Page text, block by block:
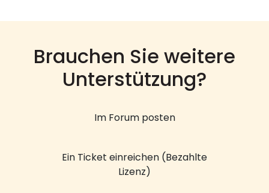
Brauchen Sie weitere
Unterstützung?
Im Forum posten
Ein Ticket einreichen (Bezahlte
Lizenz)